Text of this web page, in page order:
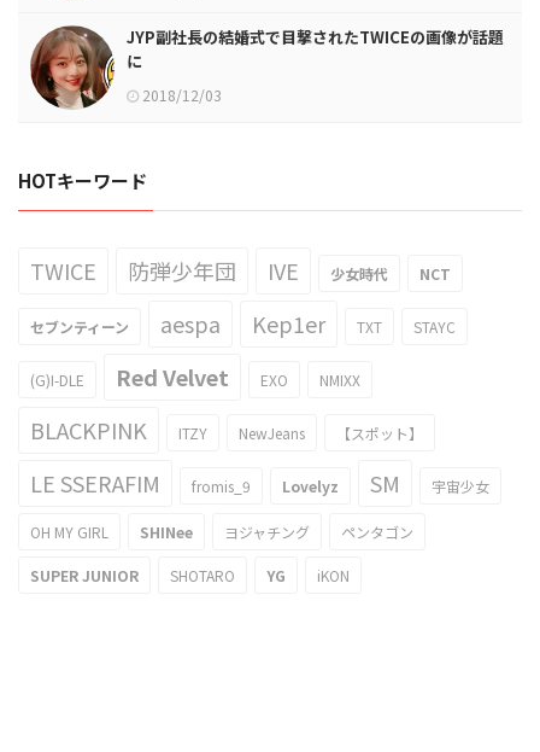
JYP副社長の結婚式で目撃されたTWICEの画像が話題
に
2018/12/03
HOTキーワード
TWICE 防弾少年団 IVE 少女時代 NCT
セブンティーン aespa Kep1er TXT STAYC
(G)I-DLE Red Velvet EXO NMIXX
BLACKPINK ITZY NewJeans 【スポット】
LE SSERAFIM fromis_9 Lovelyz SM 宇宙少女
OH MY GIRL SHINee ヨジャチング ペンタゴン
SUPER JUNIOR SHOTARO YG iKON